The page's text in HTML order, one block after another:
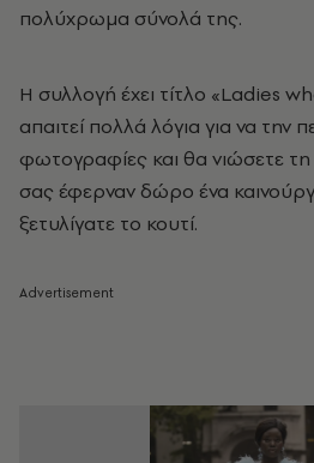
πολύχρωμα σύνολά της.
Η συλλογή έχει τίτλο «Ladies
απαιτεί πολλά λόγια για να την
φωτογραφίες και θα νιώσετε
σας έφερναν δώρο ένα
ξετυλίγατε το κουτί.